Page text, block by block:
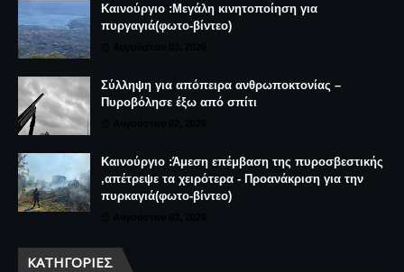
Καινούργιο :Μεγάλη κινητοποίηση για
πυργαγιά(φωτο-βίντεο)
Σύλληψη για απόπειρα ανθρωποκτονίας –
Πυροβόλησε έξω από σπίτι
Καινούργιο :Άμεση επέμβαση της πυροσβεστικής
,απέτρεψε τα χειρότερα - Προανάκριση για την
πυρκαγιά(φωτο-βίντεο)
ΚΑΤΗΓΟΡΊΕΣ